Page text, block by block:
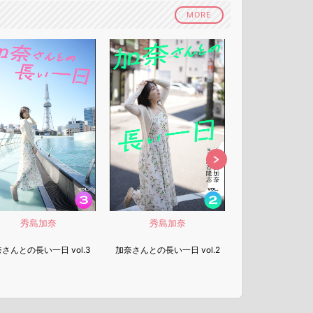
MORE
秀島加奈
さんとの長い一日 vol.3
秀島加奈
加奈さんとの長い一日 vol.2